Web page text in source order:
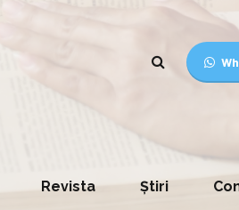
Revista Știri